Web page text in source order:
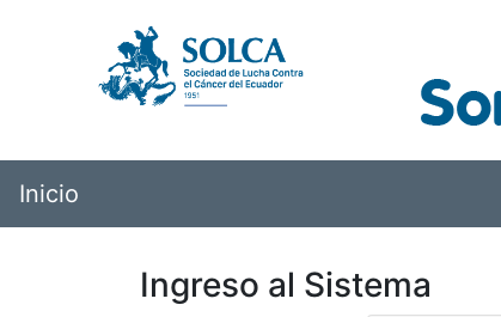
Inicio
Ingreso al Sistema